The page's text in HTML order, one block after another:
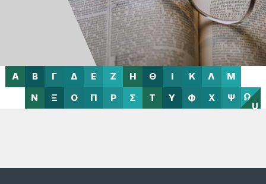
Α Β Γ Δ Ε Ζ Η Θ Ι Κ Λ
Μ
Ν
Ξ Ο Π Ρ Σ Τ Υ Φ Χ Ψ
Ω
U